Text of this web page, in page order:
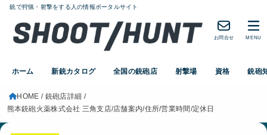
銃で狩猟・射撃をする人の情報ポータルサイト
ホーム 新銃カタログ 全国の銃砲店 射撃場 資格 銃砲
お問合せ MENU
HOME
銃砲店詳細
熊本銃砲火薬株式会社 三角支店/店舗案内/住所/営業時間/定休日